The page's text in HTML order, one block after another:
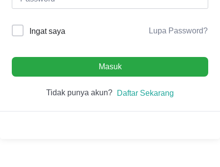
Ingat saya Lupa Password?
Masuk
Tidak punya akun? Daftar Sekarang